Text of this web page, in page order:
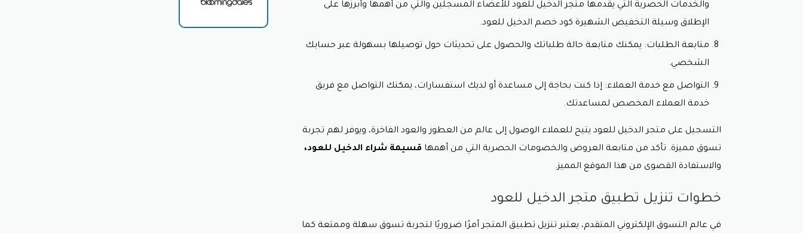
والخدمات الحصرية التي يقدمها متجر الدخيل للعود للأعضاء المسجلين والتي من أهمها وأبرزها على
الإطلاق وسيلة التخفيض الشهيرة كود خصم الدخيل للعود.
متابعة الطلبات: يمكنك متابعة حالة طلباتك والحصول على تحديثات حول توصيلها بسهولة عبر حسابك
الشخصي.
التواصل مع خدمة العملاء: إذا كنت بحاجة إلى مساعدة أو لديك استفسارات، يمكنك التواصل مع فريق
خدمة العملاء المخصص لمساعدتك.
التسجيل على متجر الدخيل للعود يتيح للعملاء الوصول إلى عالم من العطور والعود الفاخرة، ويوفر لهم تجربة
تسوق مميزة. تأكد من متابعة العروض والخصومات الحصرية التي من أهمها قسيمة شراء الدخيل للعود،
والاستفادة القصوى من هذا الموقع المميز.
خطوات تنزيل تطبيق متجر الدخيل للعود
في عالم التسوق الإلكتروني المتقدم، يعتبر تنزيل تطبيق المتجر أمرًا ضروريًا لتجربة تسوق سهلة وممتعة كما